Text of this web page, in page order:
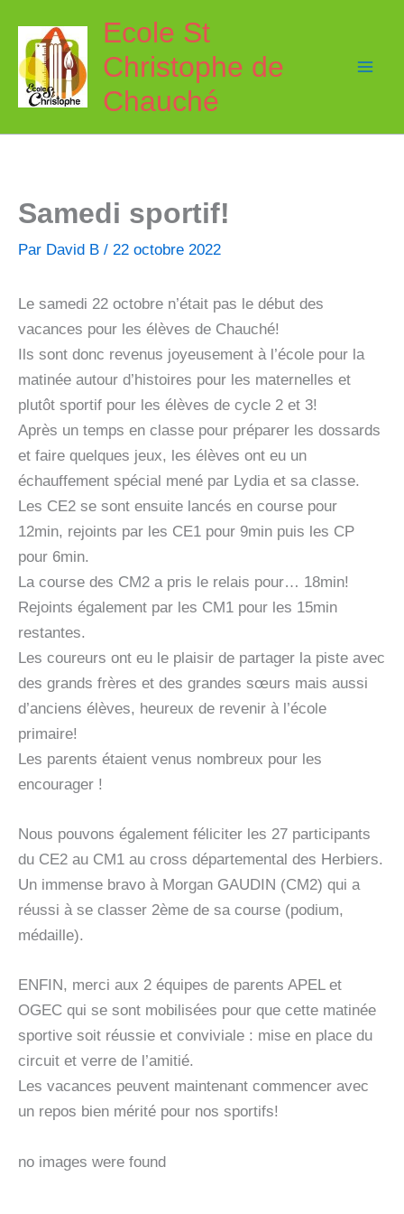
contenu
Ecole St
Christophe de
Chauché
Samedi sportif!
Par David B / 22 octobre 2022
Le samedi 22 octobre n’était pas le début des
vacances pour les élèves de Chauché!
Ils sont donc revenus joyeusement à l’école pour la
matinée autour d’histoires pour les maternelles et
plutôt sportif pour les élèves de cycle 2 et 3!
Après un temps en classe pour préparer les dossards
et faire quelques jeux, les élèves ont eu un
échauffement spécial mené par Lydia et sa classe.
Les CE2 se sont ensuite lancés en course pour
12min, rejoints par les CE1 pour 9min puis les CP
pour 6min.
La course des CM2 a pris le relais pour… 18min!
Rejoints également par les CM1 pour les 15min
restantes.
Les coureurs ont eu le plaisir de partager la piste avec
des grands frères et des grandes sœurs mais aussi
d’anciens élèves, heureux de revenir à l’école
primaire!
Les parents étaient venus nombreux pour les
encourager !
Nous pouvons également féliciter les 27 participants
du CE2 au CM1 au cross départemental des Herbiers.
Un immense bravo à Morgan GAUDIN (CM2) qui a
réussi à se classer 2ème de sa course (podium,
médaille).
ENFIN, merci aux 2 équipes de parents APEL et
OGEC qui se sont mobilisées pour que cette matinée
sportive soit réussie et conviviale : mise en place du
circuit et verre de l’amitié.
Les vacances peuvent maintenant commencer avec
un repos bien mérité pour nos sportifs!
no images were found